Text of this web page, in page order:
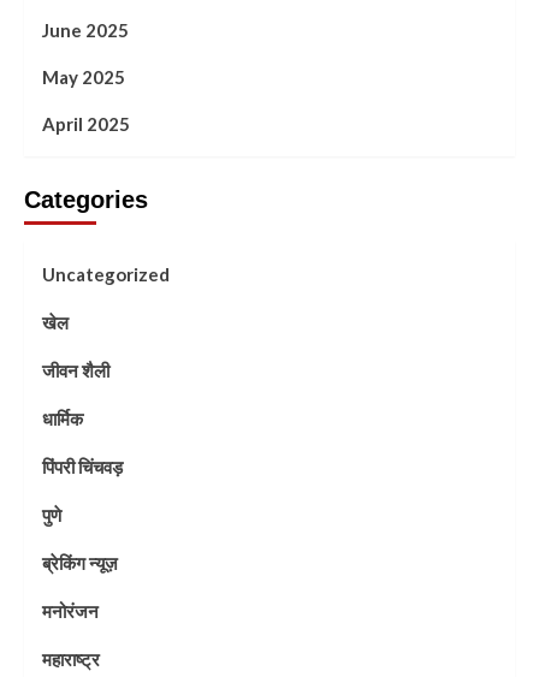
June 2025
May 2025
April 2025
Categories
Uncategorized
खेल
जीवन शैली
धार्मिक
पिंपरी चिंचवड़
पुणे
ब्रेकिंग न्यूज़
मनोरंजन
महाराष्ट्र